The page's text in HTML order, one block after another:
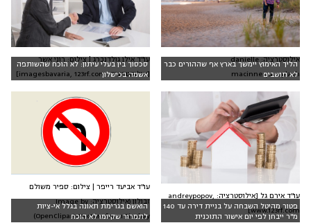
הליך האימוץ יימשך בארץ אף שההורים כבר
לא תושבים
אילוסטרציה: danielle
macinnes,unsplash
סכסוך בין בעלי עיתון: לא הוכח שהשותפה
אשמה בכישלון
עו"ד אילן גולדנברג | צילום: רוני אשר
[אילוסטרציה: imagesbavaria, 123rf.com]
פטור מהיטל השבחה על בניית דירה עד 140
מ"ר ייבחן לפי יום אישור התוכנית
עו"ד אירם גל [אילוסטרציה: andreypopov,
www.123rf.com]
הואשם בגרימת תאונה בגלל אי-ציות
לתמרור שקיומו לא הוכח
עו"ד אביעד רייפר | צילום: ספיר משולם
זבולון (אילוסטרציה: Image by
OpenClipart-Vectors from Pixabay)